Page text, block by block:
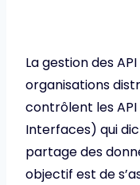
La gestion des
organisations
contrôlent les
Interfaces) qui
partage des
objectif est de